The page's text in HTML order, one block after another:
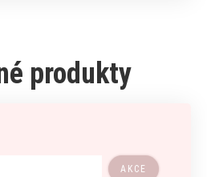
produkty
AKCE